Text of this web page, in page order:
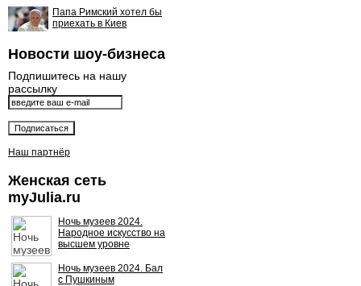
Папа Римский хотел бы
приехать в Киев
Новости шоу-бизнеса
Подпишитесь на нашу
рассылку
Наш партнёр
Женская сеть
myJulia.ru
Ночь музеев 2024.
Народное искусство на
высшем уровне
Ночь музеев 2024. Бал
с Пушкиным